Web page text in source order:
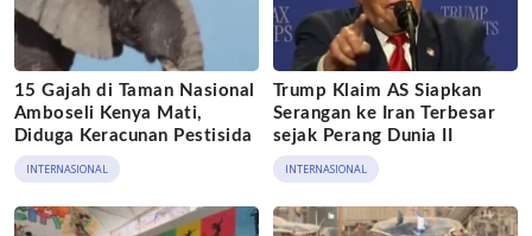
15 Gajah di Taman Nasional
Amboseli Kenya Mati,
Diduga Keracunan Pestisida
INTERNASIONAL
Trump Klaim AS Siapkan
Serangan ke Iran Terbesar
sejak Perang Dunia II
INTERNASIONAL